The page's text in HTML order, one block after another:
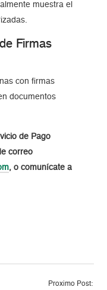
muestra el
Firmas
con firmas
documentos
de Pago
correo
, o comunícate a
Proximo Post: